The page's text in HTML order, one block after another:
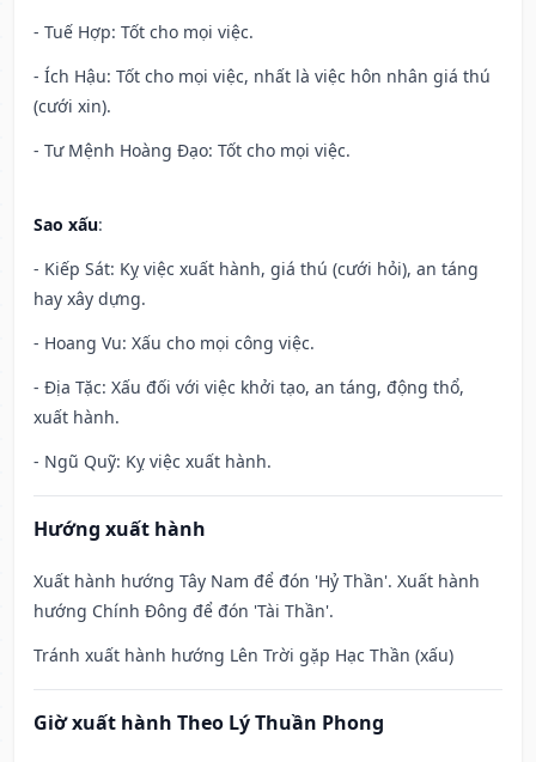
- Tuế Hợp: Tốt cho mọi việc.
- Ích Hậu: Tốt cho mọi việc, nhất là việc hôn nhân giá thú
(cưới xin).
- Tư Mệnh Hoàng Đạo: Tốt cho mọi việc.
Sao xấu:
- Kiếp Sát: Kỵ việc xuất hành, giá thú (cưới hỏi), an táng
hay xây dựng.
- Hoang Vu: Xấu cho mọi công việc.
- Địa Tặc: Xấu đối với việc khởi tạo, an táng, động thổ,
xuất hành.
- Ngũ Quỹ: Kỵ việc xuất hành.
Hướng xuất hành
Xuất hành hướng Tây Nam để đón 'Hỷ Thần'. Xuất hành
hướng Chính Đông để đón 'Tài Thần'.
Tránh xuất hành hướng Lên Trời gặp Hạc Thần (xấu)
Giờ xuất hành Theo Lý Thuần Phong